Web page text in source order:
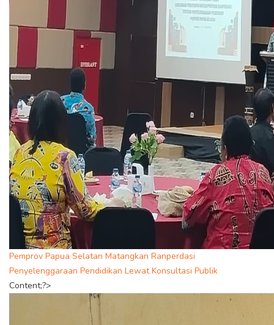
Pemprov Papua Selatan Matangkan Ranperdasi
Penyelenggaraan Pendidikan Lewat Konsultasi Publik
Content;?>